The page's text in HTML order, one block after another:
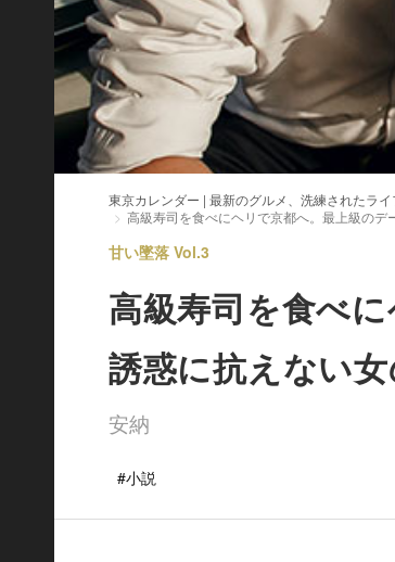
東京カレンダー | 最新のグルメ、洗練されたラ
高級寿司を食べにヘリで京都へ。最上級のデ
甘い墜落 Vol.3
高級寿司を食べ
誘惑に抗えない
安納
#小説